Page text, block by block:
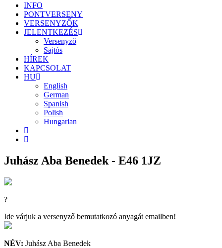
INFO
PONTVERSENY
VERSENYZŐK
JELENTKEZÉS
Versenyző
Sajtós
HÍREK
KAPCSOLAT
HU
English
German
Spanish
Polish
Hungarian
Juhász Aba Benedek - E46 1JZ
?
Ide várjuk a versenyző bemutatkozó anyagát emailben!
NÉV: Juhász Aba Benedek